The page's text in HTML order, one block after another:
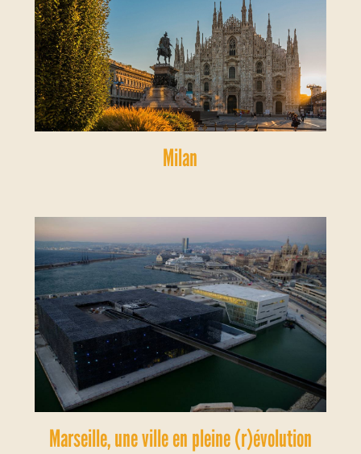
Milan
Marseille, une ville en pleine (r)évolution